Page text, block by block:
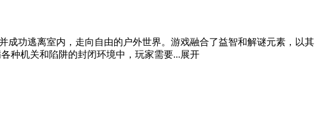
成功逃离室内，走向自由的户外世界。游戏融合了益智和解谜元素，以其
种机关和陷阱的封闭环境中，玩家需要...展开